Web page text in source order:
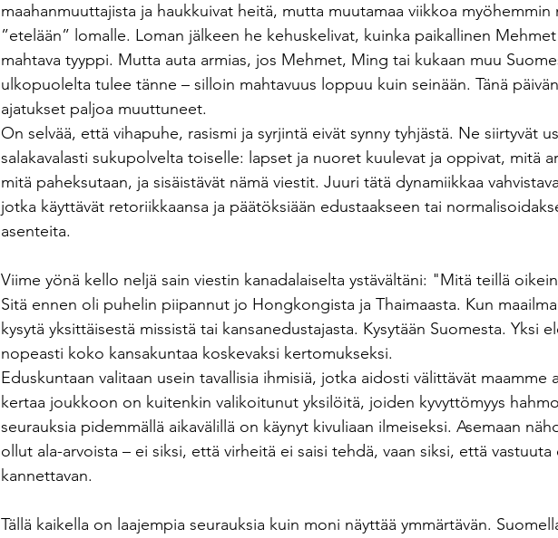
maahanmuuttajista ja haukkuivat heitä, mutta muutamaa viikkoa myöhemmin
”etelään” lomalle. Loman jälkeen he kehuskelivat, kuinka paikallinen
mahtava tyyppi. Mutta auta armias, jos Mehmet, Ming tai kukaan muu
ulkopuolelta tulee tänne – silloin mahtavuus loppuu kuin seinään. Tänä
ajatukset paljoa muuttuneet.
On selvää, että vihapuhe, rasismi ja syrjintä eivät synny tyhjästä. Ne siirtyvät
salakavalasti sukupolvelta toiselle: lapset ja nuoret kuulevat ja oppivat, mitä
mitä paheksutaan, ja sisäistävät nämä viestit. Juuri tätä dynamiikkaa
jotka käyttävät retoriikkaansa ja päätöksiään edustaakseen tai
asenteita.
Viime yönä kello neljä sain viestin kanadalaiselta ystävältäni: "Mitä teillä
Sitä ennen oli puhelin piipannut jo Hongkongista ja Thaimaasta. Kun
kysytä yksittäisestä missistä tai kansanedustajasta. Kysytään Suomesta. Yksi
nopeasti koko kansakuntaa koskevaksi kertomukseksi.
Eduskuntaan valitaan usein tavallisia ihmisiä, jotka aidosti välittävät maamme
kertaa joukkoon on kuitenkin valikoitunut yksilöitä, joiden kyvyttömyys
seurauksia pidemmällä aikavälillä on käynyt kivuliaan ilmeiseksi. Asemaan
ollut ala-arvoista – ei siksi, että virheitä ei saisi tehdä, vaan siksi, että
kannettavan.
Tällä kaikella on laajempia seurauksia kuin moni näyttää ymmärtävän.